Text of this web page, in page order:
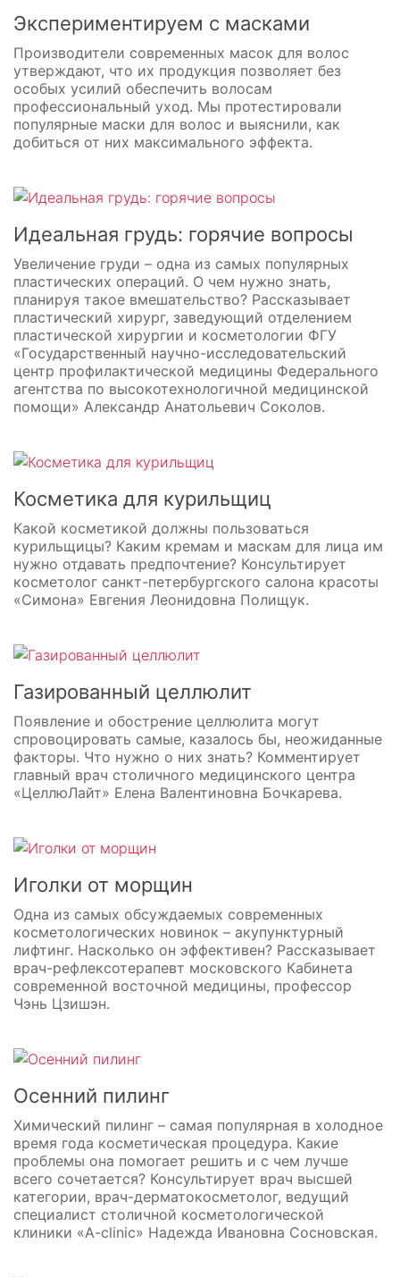
Экспериментируем с масками
Производители современных масок для волос
утверждают, что их продукция позволяет без
особых усилий обеспечить волосам
профессиональный уход. Мы протестировали
популярные маски для волос и выяснили, как
добиться от них максимального эффекта.
Идеальная грудь: горячие вопросы
Увеличение груди – одна из самых популярных
пластических операций. О чем нужно знать,
планируя такое вмешательство? Рассказывает
пластический хирург, заведующий отделением
пластической хирургии и косметологии ФГУ
«Государственный научно-исследовательский
центр профилактической медицины Федерального
агентства по высокотехнологичной медицинской
помощи» Александр Анатольевич Соколов.
Косметика для курильщиц
Какой косметикой должны пользоваться
курильщицы? Каким кремам и маскам для лица им
нужно отдавать предпочтение? Консультирует
косметолог санкт-петербургского салона красоты
«Симона» Евгения Леонидовна Полищук.
Газированный целлюлит
Появление и обострение целлюлита могут
спровоцировать самые, казалось бы, неожиданные
факторы. Что нужно о них знать? Комментирует
главный врач столичного медицинского центра
«ЦеллюЛайт» Елена Валентиновна Бочкарева.
Иголки от морщин
Одна из самых обсуждаемых современных
косметологических новинок – акупунктурный
лифтинг. Насколько он эффективен? Рассказывает
врач-рефлексотерапевт московского Кабинета
современной восточной медицины, профессор
Чэнь Цзишэн.
Осенний пилинг
Химический пилинг – самая популярная в холодное
время года косметическая процедура. Какие
проблемы она помогает решить и с чем лучше
всего сочетается? Консультирует врач высшей
категории, врач-дерматокосметолог, ведущий
специалист столичной косметологической
клиники «A-clinic» Надежда Ивановна Сосновская.